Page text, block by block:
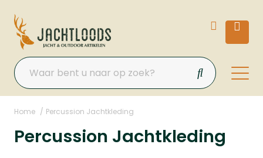
Home Percussion Jachtkleding
Percussion Jachtkleding